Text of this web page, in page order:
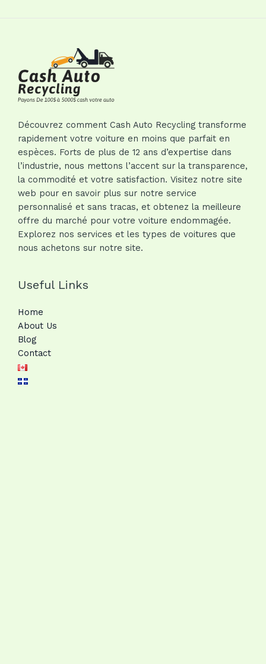
Découvrez comment Cash Auto Recycling transforme
rapidement votre voiture en moins que parfait en
espèces. Forts de plus de 12 ans d’expertise dans
l’industrie, nous mettons l’accent sur la transparence,
la commodité et votre satisfaction. Visitez notre site
web pour en savoir plus sur notre service
personnalisé et sans tracas, et obtenez la meilleure
offre du marché pour votre voiture endommagée.
Explorez nos services et les types de voitures que
nous achetons sur notre site.
Useful Links
Home
About Us
Blog
Contact